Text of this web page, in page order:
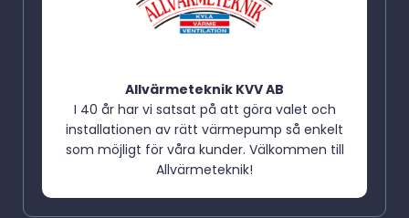
Allvärmeteknik KVV AB
I 40 år har vi satsat på att göra valet och
installationen av rätt värmepump så enkelt
som möjligt för våra kunder. Välkommen till
Allvärmeteknik!